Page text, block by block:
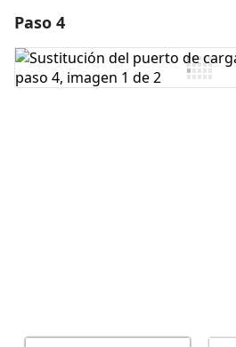
Agregar Comentario
Paso 4